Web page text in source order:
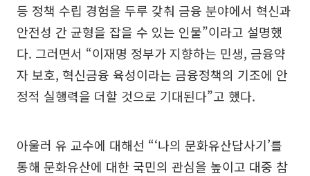
등 정책 수립 경험을 두루 갖춰 금융 분야에서 혁신과
안전성 간 균형을 잡을 수 있는 인물”이라고 설명했
다. 그러면서 “이재명 정부가 지향하는 민생, 금융약
자 보호, 혁신금융 육성이라는 금융정책의 기조에 안
정적 실행력을 더할 것으로 기대된다”고 했다.
아울러 유 교수에 대해선 “‘나의 문화유산답사기’를
통해 문화유산에 대한 국민의 관심을 높이고 대중 참